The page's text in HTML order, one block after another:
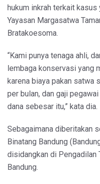
hukum inkrah terkait
Yayasan Margasatwa
Bratakoesoma.
“Kami punya tenaga ahli,
lembaga konservasi yang
karena biaya pakan satwa
per bulan, dan gaji
dana sebesar itu,” kata dia.
Sebagaimana diberitakan
Binatang Bandung
disidangkan di Pengadilan
Bandung.